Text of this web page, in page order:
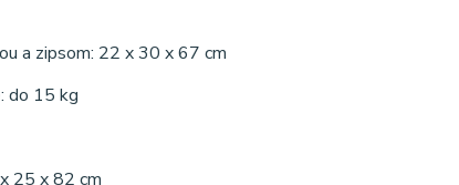
a zipsom: 22 x 30 x 67 cm
: do 15 kg
25 x 82 cm